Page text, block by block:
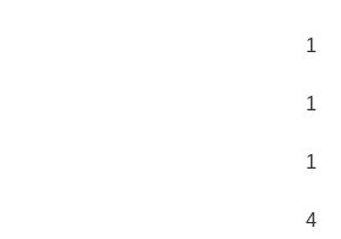
1
1
1
4